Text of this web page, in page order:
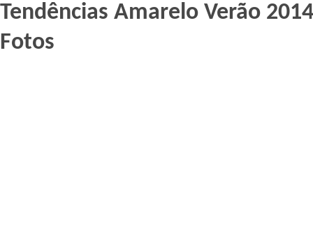
Tendências Amarelo Verão
Fotos